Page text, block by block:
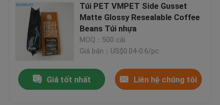
Túi PET VMPET Side Gusset
Matte Glossy Resealable Coffee
Beans Túi nhựa
MOQ：500 cái
Giá bán：US$0.04-0.6/pc
Giá tốt nhất Liên hệ chúng tôi